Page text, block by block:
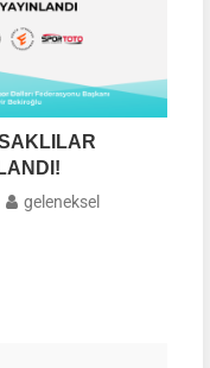
geleneksel